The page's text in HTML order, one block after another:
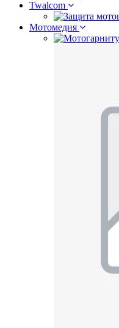
Twalcom
Мотомедия